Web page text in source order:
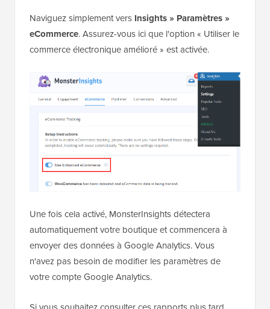
Naviguez simplement vers Insights » Paramètres »
eCommerce. Assurez-vous ici que l'option « Utiliser le
commerce électronique amélioré » est activée.
Une fois cela activé, MonsterInsights détectera
automatiquement votre boutique et commencera à
envoyer des données à Google Analytics. Vous
n'avez pas besoin de modifier les paramètres de
votre compte Google Analytics.